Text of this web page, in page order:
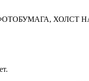
ХОЛСТ